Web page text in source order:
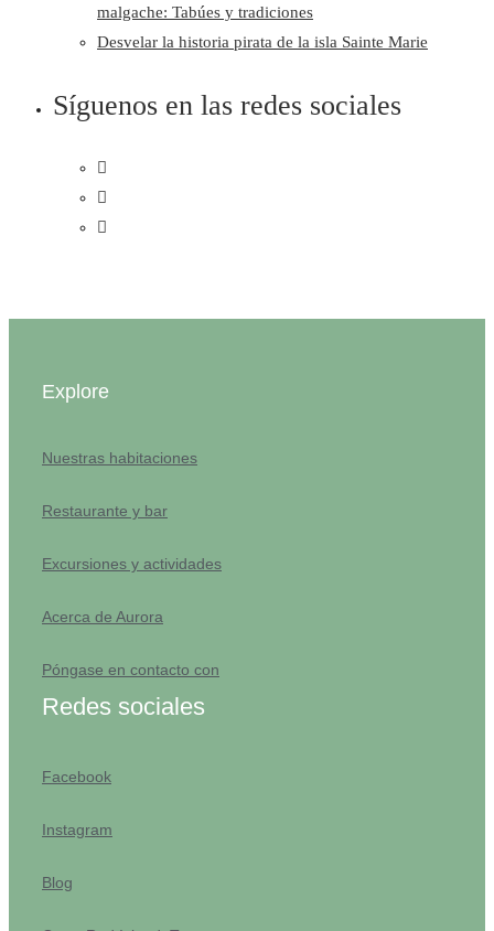
malgache: Tabúes y tradiciones
Desvelar la historia pirata de la isla Sainte Marie
Síguenos en las redes sociales
Explore
Nuestras habitaciones
Restaurante y bar
Excursiones y actividades
Acerca de Aurora
Póngase en contacto con
Redes sociales
Facebook
Instagram
Blog